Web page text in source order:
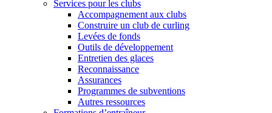
Services pour les clubs
Accompagnement aux clubs
Construire un club de curling
Levées de fonds
Outils de développement
Entretien des glaces
Reconnaissance
Assurances
Programmes de subventions
Autres ressources